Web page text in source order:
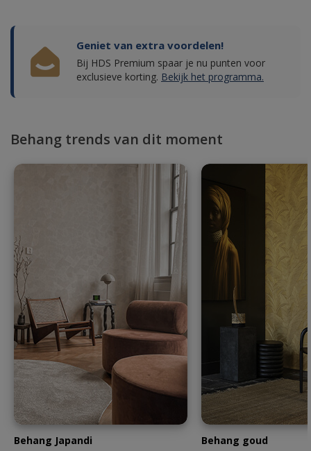
Geniet van extra voordelen!
Bij HDS Premium spaar je nu punten voor
exclusieve korting. Bekijk het programma.
Behang trends van dit moment
Behang Japandi
Behang goud